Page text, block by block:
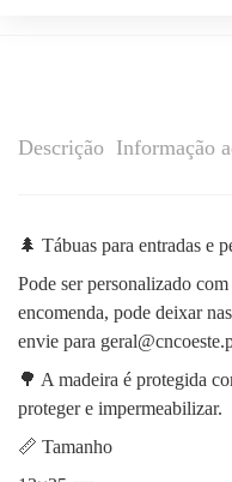
Descrição Informação
🌲 Tábuas para entradas e
Pode ser personalizado
encomenda, pode deixar
envie para
🌳 A madeira é protegida
proteger e impermeabilizar.
📏 Tamanho